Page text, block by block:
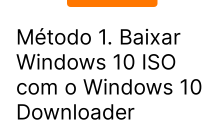
Método 1. Baixar
Windows 10 ISO
com o Windows 10
Downloader